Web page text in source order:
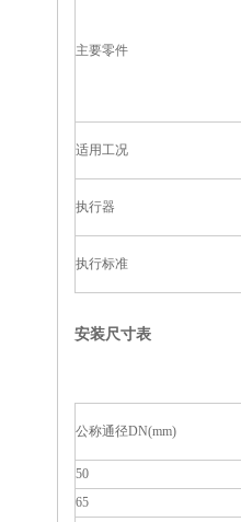
主要零件
适用工况
执行器
执行标准
安装尺寸表
公称通径DN(mm)
50
65